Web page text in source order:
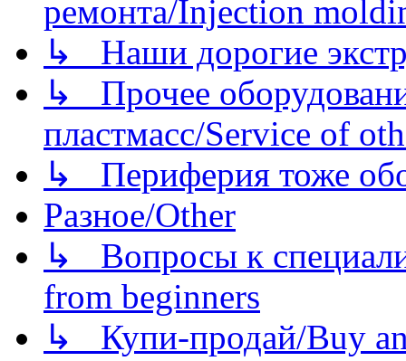
ремонта/Injection
↳ Наши дорогие
↳ Прочее
пластмасс/Service of
↳ Периферия тоже
Разное/Other
↳ Вопросы к
from beginners
↳ Купи-продай/Buy